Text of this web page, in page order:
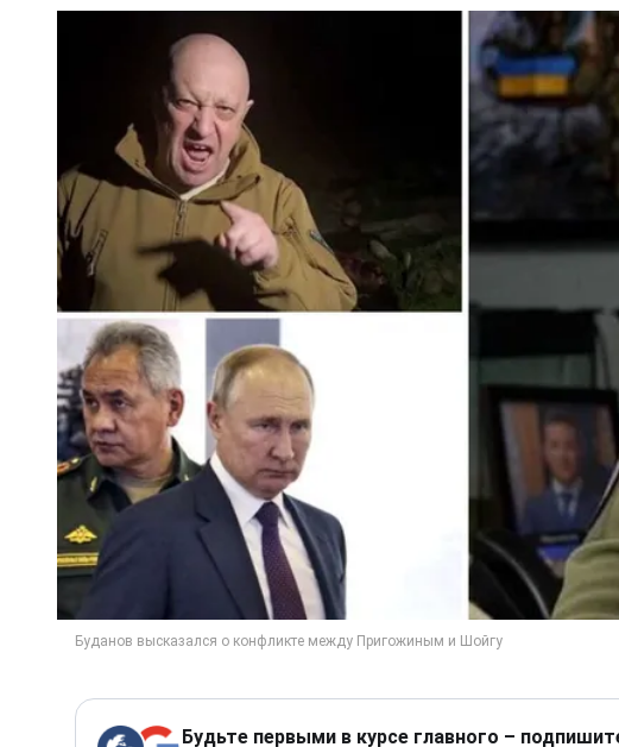
Будьте первыми в курсе главного –